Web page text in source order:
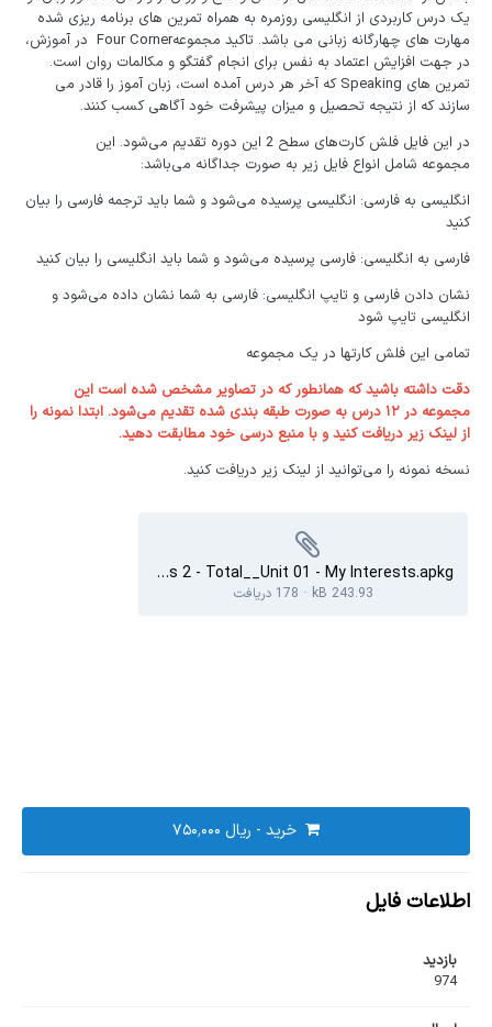
یک درس کاربردی از انگلیسی روزمره به همراه تمرین های برنامه ریزی شده
مهارت های چهارگانه زبانی می باشد. تاکید مجموعهFour Corner در آموزش،
در جهت افزایش اعتماد به نفس برای انجام گفتگو و مکالمات روان است.
تمرین های Speaking که آخر هر درس آمده است، زبان آموز را قادر می
سازند که از نتیجه تحصیل و میزان پیشرفت خود آگاهی کسب کنند.
در این فایل فلش کارت‌های سطح 2 این دوره تقدیم می‌شود. این
مجموعه شامل انواع فایل زیر به صورت جداگانه می‌باشد:
انگلیسی به فارسی: انگلیسی پرسیده می‌شود و شما باید ترجمه فارسی را بیان
کنید
فارسی به انگلیسی: فارسی پرسیده می‌شود و شما باید انگلیسی را بیان کنید
نشان دادن فارسی و تایپ انگلیسی: فارسی به شما نشان داده می‌شود و
انگلیسی تایپ شود
تمامی این فلش کارتها در یک مجموعه
دقت داشته باشید که همانطور که در تصاویر مشخص شده است این
مجموعه در ۱۲ درس به صورت طبقه بندی شده تقدیم می‌شود. ابتدا نمونه را
از لینک زیر دریافت کنید و با منبع درسی خود مطابقت دهید.
نسخه نمونه را می‌توانید از لینک زیر دریافت کنید.
Four Corners 2 - Total__Unit 01 - My Interests.apkg
243.93 kB
· 178 دریافت
خرید -
اطلاعات فایل
بازدید
974